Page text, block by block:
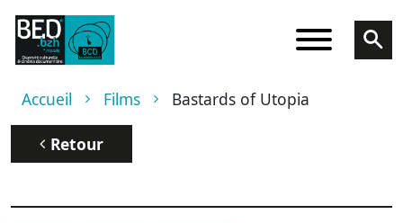
Aller au contenu principal
Fil d'Ariane
Accueil Films Bastards of Utopia
Retour